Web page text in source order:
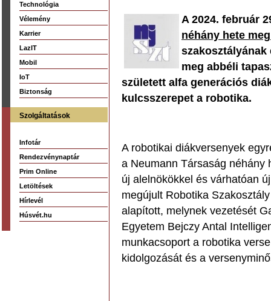
Technológia
Vélemény
Karrier
LazIT
Mobil
IoT
Biztonság
Szolgáltatások
Infotár
Rendezvénynaptár
Prim Online
Letöltések
Hírlevél
Húsvét.hu
A 2024. február
néhány hete
szakosztályának
meg abbéli
született alfa generációs
kulcsszerepet a robotika.
A robotikai diákversenyek
a Neumann Társaság néhány
új alelnökökkel és várhatóan
megújult Robotika
alapított, melynek vezetését
Egyetem Bejczy Antal
munkacsoport a robotika
kidolgozását és a